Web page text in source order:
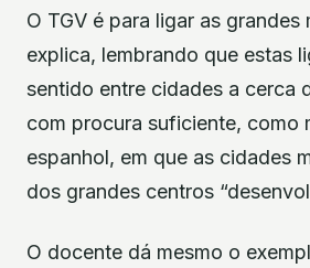
O TGV é para ligar as grandes
explica, lembrando que estas
sentido entre cidades a cerca
com procura suficiente, como
espanhol, em que as cidades
dos grandes centros
O docente dá mesmo o